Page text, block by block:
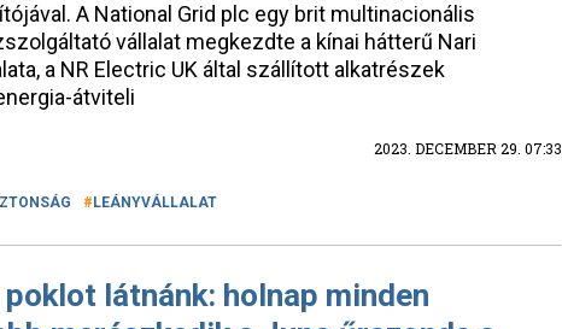
A National Grid plc egy brit multinacionális
vállalat megkezdte a kínai hátterű Nari
a NR Electric UK által szállított alkatrészek
átviteli
2023. DECEMBER 29. 07:33
LEÁNYVÁLLALAT
látnánk: holnap minden